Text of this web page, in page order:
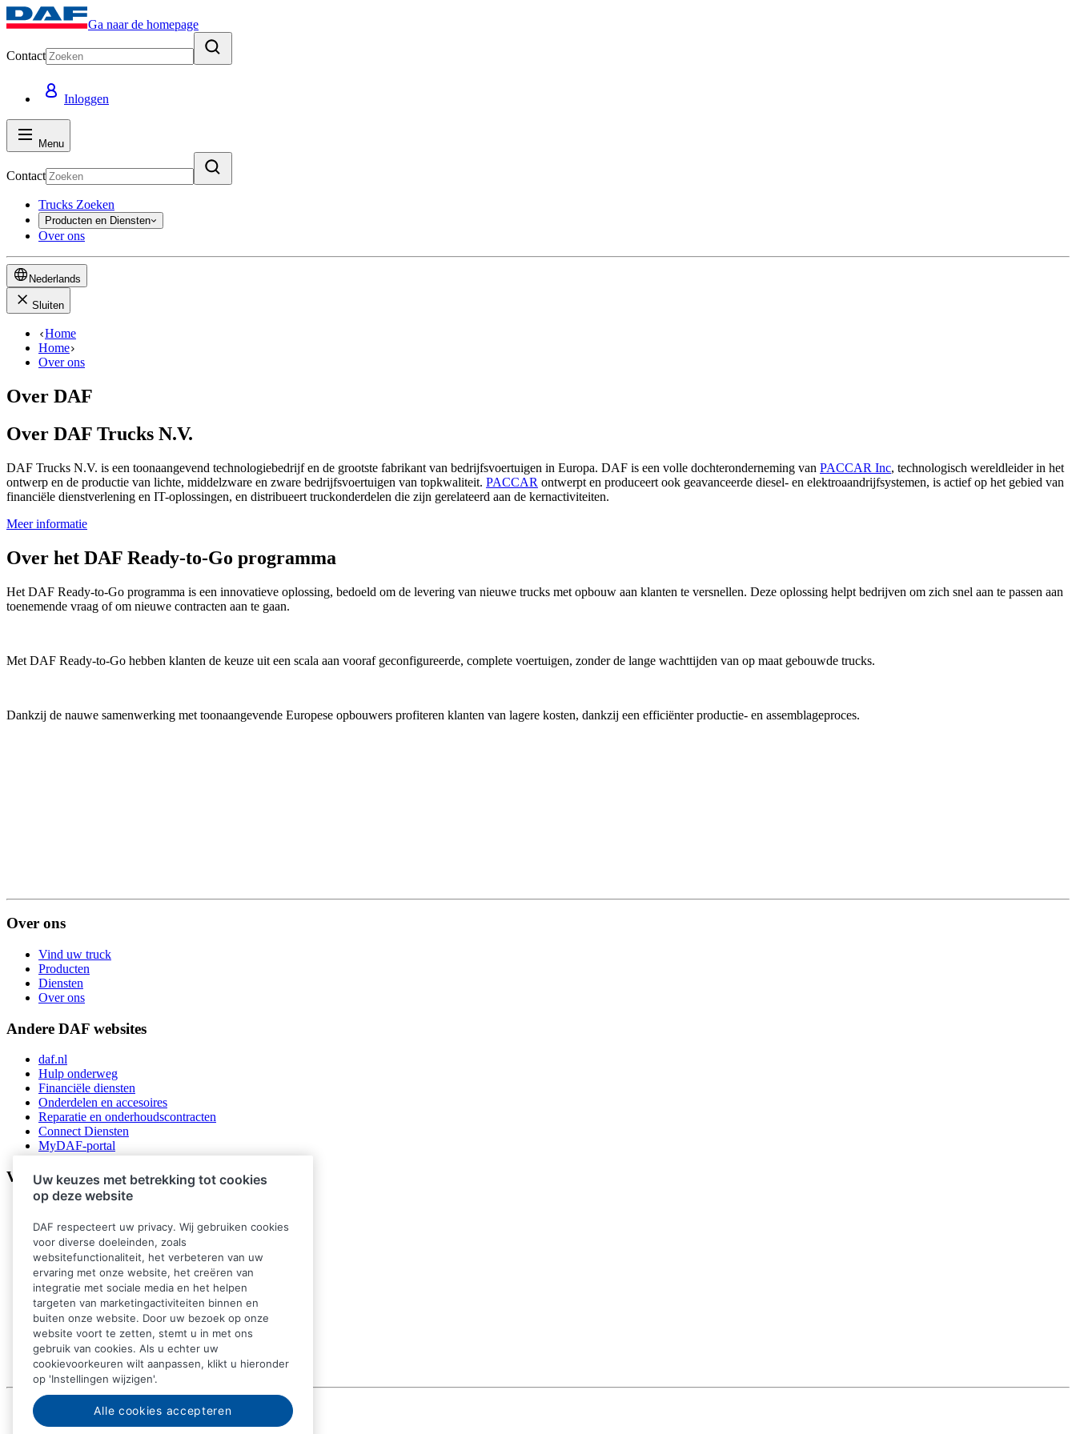
Ga naar de homepage
Contact
Inloggen
Menu
Contact
Trucks Zoeken
Producten en Diensten
Over ons
Nederlands
Sluiten
Home
Home
Over ons
Over DAF
Over DAF Trucks N.V.
DAF Trucks N.V. is een toonaangevend technologiebedrijf en de grootste fabrikant van bedrijfsvoertuigen in Europa. DAF is een volle dochteronderneming van PACCAR Inc, technologisch wereldleider in het
ontwerp en de productie van lichte, middelzware en zware bedrijfsvoertuigen van topkwaliteit. PACCAR ontwerpt en produceert ook geavanceerde diesel- en elektroaandrijfsystemen, is actief op het gebied van
financiële dienstverlening en IT-oplossingen, en distribueert truckonderdelen die zijn gerelateerd aan de kernactiviteiten.
Meer informatie
Over het DAF Ready-to-Go programma
Het DAF Ready-to-Go programma is een innovatieve oplossing, bedoeld om de levering van nieuwe trucks met opbouw aan klanten te versnellen. Deze oplossing helpt bedrijven om zich snel aan te passen aan
toenemende vraag of om nieuwe contracten aan te gaan.
Met DAF Ready-to-Go hebben klanten de keuze uit een scala aan vooraf geconfigureerde, complete voertuigen, zonder de lange wachttijden van op maat gebouwde trucks.
Dankzij de nauwe samenwerking met toonaangevende Europese opbouwers profiteren klanten van lagere kosten, dankzij een efficiënter productie- en assemblageproces.
Over ons
Vind uw truck
Producten
Diensten
Over ons
Andere DAF websites
daf.nl
Hulp onderweg
Financiële diensten
Onderdelen en accesoires
Reparatie en onderhoudscontracten
Connect Diensten
MyDAF-portal
Volg ons
© 2026 DAF
Juridische kennisgeving
Uw keuzes met betrekking tot cookies
op deze website
DAF respecteert uw privacy. Wij gebruiken cookies
voor diverse doeleinden, zoals
websitefunctionaliteit, het verbeteren van uw
ervaring met onze website, het creëren van
integratie met sociale media en het helpen
targeten van marketingactiviteiten binnen en
buiten onze website. Door uw bezoek op onze
website voort te zetten, stemt u in met ons
gebruik van cookies. Als u echter uw
cookievoorkeuren wilt aanpassen, klikt u hieronder
op 'Instellingen wijzigen'.
Alle cookies accepteren